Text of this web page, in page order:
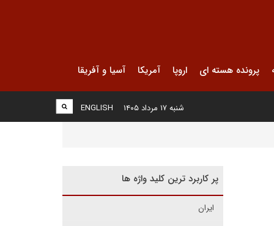
پرونده هسته ای اروپا آمریکا آسیا و آفریقا
ENGLISH شنبه ۱۷ مرداد ۱۴۰۵
پر کاربرد ترین کلید واژه ها
ایران